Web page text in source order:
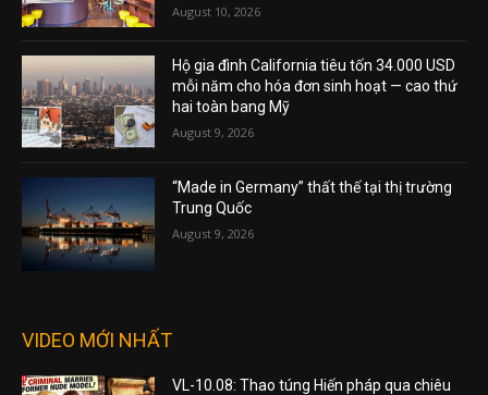
August 10, 2026
Hộ gia đình California tiêu tốn 34.000 USD
mỗi năm cho hóa đơn sinh hoạt — cao thứ
hai toàn bang Mỹ
August 9, 2026
“Made in Germany” thất thế tại thị trường
Trung Quốc
August 9, 2026
VIDEO MỚI NHẤT
VL-10.08: Thao túng Hiến pháp qua chiêu